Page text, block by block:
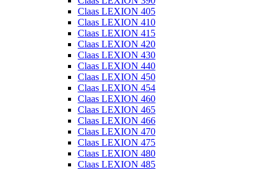
Claas LEXION 405
Claas LEXION 410
Claas LEXION 415
Claas LEXION 420
Claas LEXION 430
Claas LEXION 440
Claas LEXION 450
Claas LEXION 454
Claas LEXION 460
Claas LEXION 465
Claas LEXION 466
Claas LEXION 470
Claas LEXION 475
Claas LEXION 480
Claas LEXION 485